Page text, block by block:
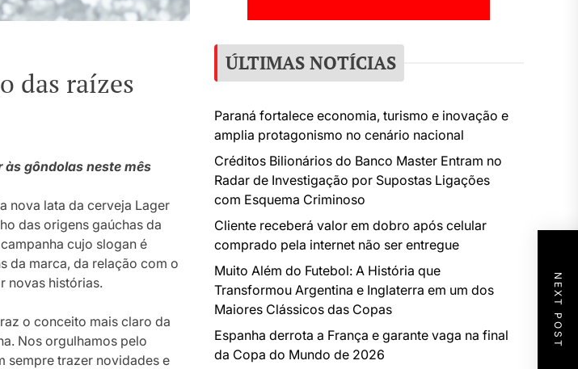
das raízes
às gôndolas neste mês
nova lata da cerveja Lager
das origens gaúchas da
cujo slogan é
da marca, da relação com o
novas histórias.
o conceito mais claro da
Nos orgulhamos pelo
sempre trazer novidades e
NEXT POST
ÚLTIMAS NOTÍCIAS
Paraná fortalece economia, turismo e inovação e
amplia protagonismo no cenário nacional
Créditos Bilionários do Banco Master Entram no
Radar de Investigação por Supostas Ligações
com Esquema Criminoso
Cliente receberá valor em dobro após celular
comprado pela internet não ser entregue
Muito Além do Futebol: A História que
Transformou Argentina e Inglaterra em um dos
Maiores Clássicos das Copas
Espanha derrota a França e garante vaga na final
da Copa do Mundo de 2026